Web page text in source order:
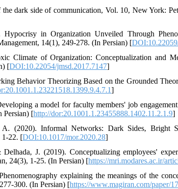
dark side of communication, Vol. 10, New York:
in Organization Unveiled Through
14(1), 249-278. (In Persian) [
Climate of Organization: Conceptualization and
[DOI:10.22054/jmsd.2017.7147]
Behavior Theorizing Based on the Grounded
]
a model for faculty members' job
Persian) [http://dor:20.1001.1.23455888.1402.11.2.1.9]
(2020). Informal Networks: Dark Sides, Bright
1-22. [DOI:10.1017/mor.2020.28]
J. (2019). Conceptualizing employees'
24(3), 1-25. (In Persian) [https://mri.modares.ac.ir/
explaining the meanings of the
300. (In Persian) [https://www.magiran.com/paper/